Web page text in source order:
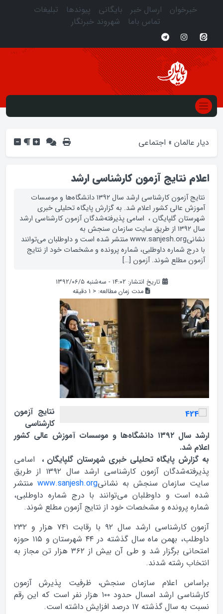
خبرخوان ارسال خبر بایگانی پیوندها
تبلیغات
تماس باما
شهروند خبرنگار
دیار عالمان » اجتماعی
اعلام نتایج آزمون کارشناسی ارشد
نتایج آزمون کارشناسی ارشد سال ۱۳۹۲ دانشگاه‌ها و موسسات
آموزش عالی کشور اعلام شد. به گزارش پایگاه تحلیلی خبری
شهرستان گلپایگان ، اسامی پذیرفته‌شدگان آزمون کارشناسی ارشد
سال ۱۳۹۲ از طریق سایت سازمان سنجش به
نشانیwww.sanjesh.org منتشر شده است و داوطلبان می‌توانند
با درج شماره داوطلبی، شماره پرونده و مشخصات خود از نتایج
آزمون مطلع شوند. آزمون […]
تاریخ انتشار: ۱۴:۰۲ - سه‌شنبه ۱۳۹۲/۰۶/۵
مدت زمان مطالعه: < 1 دقیقه
نتایج آزمون
کارشناسی
ارشد سال ۱۳۹۲ دانشگاه‌ها و موسسات آموزش عالی کشور
اعلام شد.
به گزارش پایگاه تحلیلی خبری شهرستان گلپایگان ،
اسامی
پذیرفته‌شدگان آزمون کارشناسی ارشد سال ۱۳۹۲ از طریق
سایت سازمان سنجش به نشانیwww.sanjesh.org منتشر
شده است و داوطلبان می‌توانند با درج شماره داوطلبی،
شماره پرونده و مشخصات خود از نتایج آزمون مطلع شوند.
آزمون کارشناسی ارشد سال ۹۲ با رقابت ۷۴۱ هزار و ۲۳۲
داوطلب، بهمن ماه سال گذشته در ۴۴ شهرستان و ۱۱۵ حوزه
امتحانی برگزار شد و طی آن بیش از ۳۶۲ هزار تن مجاز به
انتخاب رشته شدند.
براساس اعلام سازمان سنجش، ظرفیت پذیرش آزمون
کارشناسی ارشد امسال حدود ۱۰۰ هزار نفر است که این رقم
نسبت به سال گذشته ۱۷ درصد افزایش داشته است.